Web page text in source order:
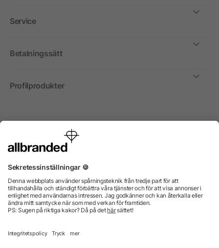
Service
Betalningssätt
Profilprodukter
Internationellt
enbart till företag, institutioner, föreningar och